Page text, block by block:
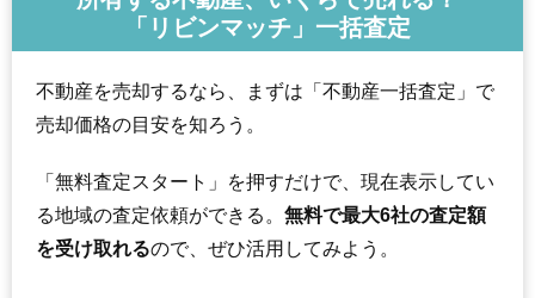
「リビンマッチ」一括査定
不動産を売却するなら、まずは「不動産一括査定」で
売却価格の目安を知ろう。
「無料査定スタート」を押すだけで、現在表示してい
る地域の査定依頼ができる。 無料で最大6社の査定額
を受け取れるので、ぜひ活用してみよう。